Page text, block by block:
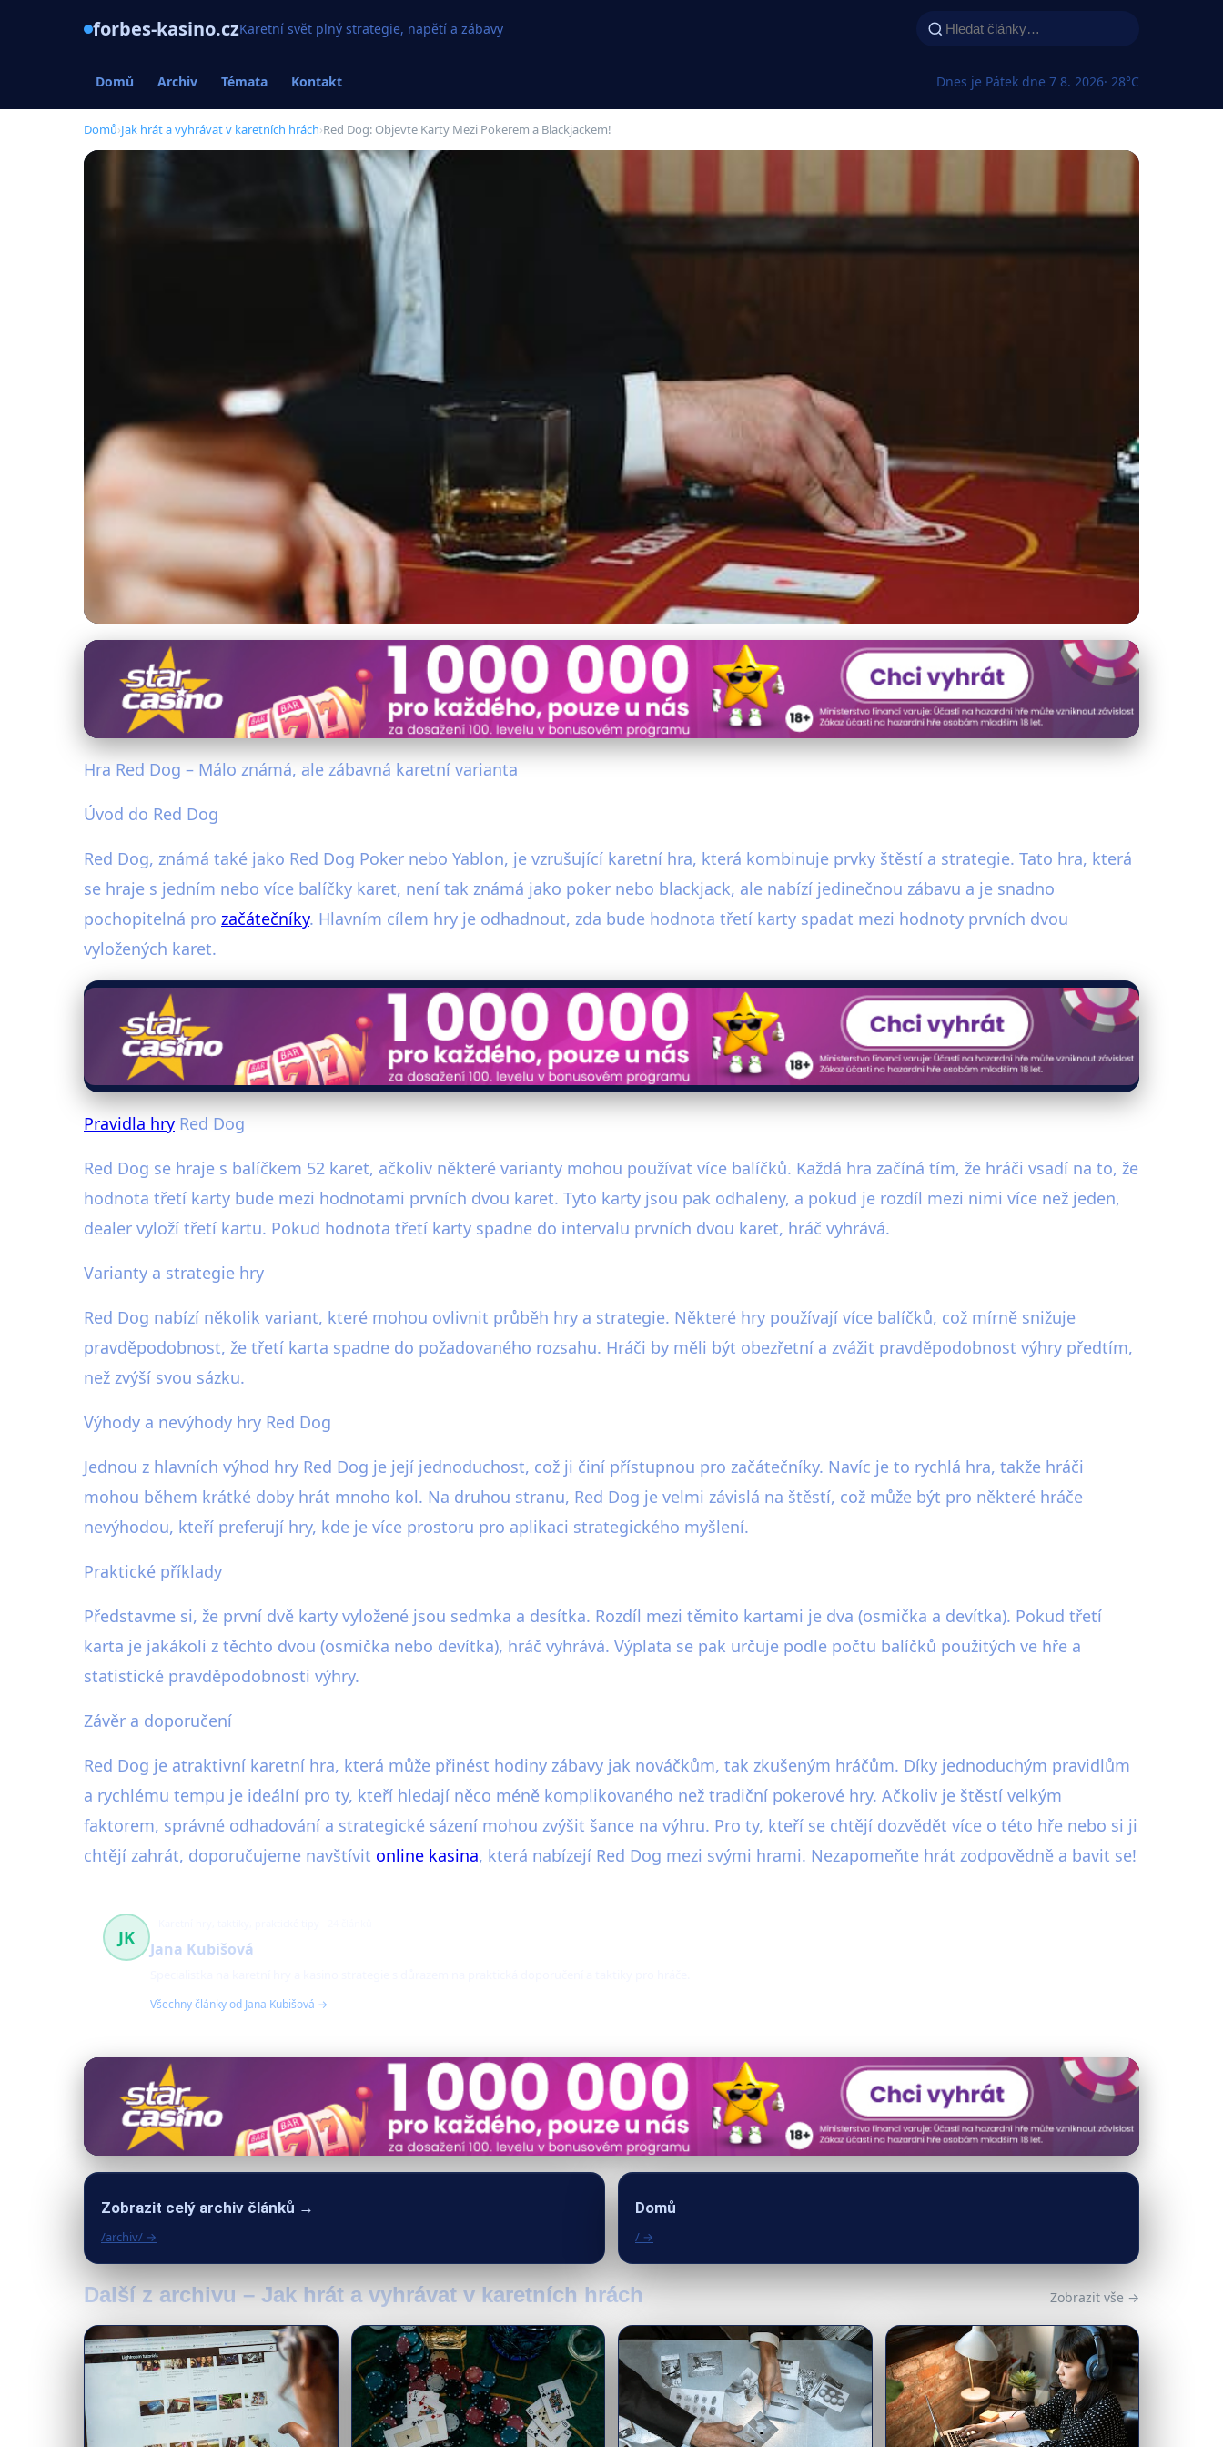
forbes-kasino.czKaretní svět plný strategie, napětí a zábavy
Domů Archiv Témata Kontakt Dnes je Pátek dne 7 8. 2026· 28°C
Domů›Jak hrát a vyhrávat v karetních hrách›Red Dog: Objevte Karty Mezi Pokerem a Blackjackem!
Jak hrát a vyhrávat v karetních hrách
Red Dog: Objevte Karty Mezi Pokerem a Blackjackem!
14. 6. 2025· 4 min čtení · Autor: Jana Kubišová
Hra Red Dog – Málo známá, ale zábavná karetní varianta
Úvod do Red Dog
Red Dog, známá také jako Red Dog Poker nebo Yablon, je vzrušující karetní hra, která kombinuje prvky štěstí a strategie. Tato hra, která
se hraje s jedním nebo více balíčky karet, není tak známá jako poker nebo blackjack, ale nabízí jedinečnou zábavu a je snadno
pochopitelná pro začátečníky. Hlavním cílem hry je odhadnout, zda bude hodnota třetí karty spadat mezi hodnoty prvních dvou
vyložených karet.
Pravidla hry Red Dog
Red Dog se hraje s balíčkem 52 karet, ačkoliv některé varianty mohou používat více balíčků. Každá hra začíná tím, že hráči vsadí na to, že
hodnota třetí karty bude mezi hodnotami prvních dvou karet. Tyto karty jsou pak odhaleny, a pokud je rozdíl mezi nimi více než jeden,
dealer vyloží třetí kartu. Pokud hodnota třetí karty spadne do intervalu prvních dvou karet, hráč vyhrává.
Varianty a strategie hry
Red Dog nabízí několik variant, které mohou ovlivnit průběh hry a strategie. Některé hry používají více balíčků, což mírně snižuje
pravděpodobnost, že třetí karta spadne do požadovaného rozsahu. Hráči by měli být obezřetní a zvážit pravděpodobnost výhry předtím,
než zvýší svou sázku.
Výhody a nevýhody hry Red Dog
Jednou z hlavních výhod hry Red Dog je její jednoduchost, což ji činí přístupnou pro začátečníky. Navíc je to rychlá hra, takže hráči
mohou během krátké doby hrát mnoho kol. Na druhou stranu, Red Dog je velmi závislá na štěstí, což může být pro některé hráče
nevýhodou, kteří preferují hry, kde je více prostoru pro aplikaci strategického myšlení.
Praktické příklady
Představme si, že první dvě karty vyložené jsou sedmka a desítka. Rozdíl mezi těmito kartami je dva (osmička a devítka). Pokud třetí
karta je jakákoli z těchto dvou (osmička nebo devítka), hráč vyhrává. Výplata se pak určuje podle počtu balíčků použitých ve hře a
statistické pravděpodobnosti výhry.
Závěr a doporučení
Red Dog je atraktivní karetní hra, která může přinést hodiny zábavy jak nováčkům, tak zkušeným hráčům. Díky jednoduchým pravidlům
a rychlému tempu je ideální pro ty, kteří hledají něco méně komplikovaného než tradiční pokerové hry. Ačkoliv je štěstí velkým
faktorem, správné odhadování a strategické sázení mohou zvýšit šance na výhru. Pro ty, kteří se chtějí dozvědět více o této hře nebo si ji
chtějí zahrát, doporučujeme navštívit online kasina, která nabízejí Red Dog mezi svými hrami. Nezapomeňte hrát zodpovědně a bavit se!
JK
Jana Kubišová
Všechny články od Jana Kubišová →
Zobrazit celý archiv článků →
/archiv/ →
Domů
/ →
Další z archivu – Jak hrát a vyhrávat v karetních hrách Zobrazit vše →